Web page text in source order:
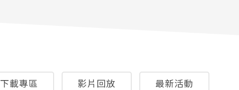
下載專區 影片回放 最新活動